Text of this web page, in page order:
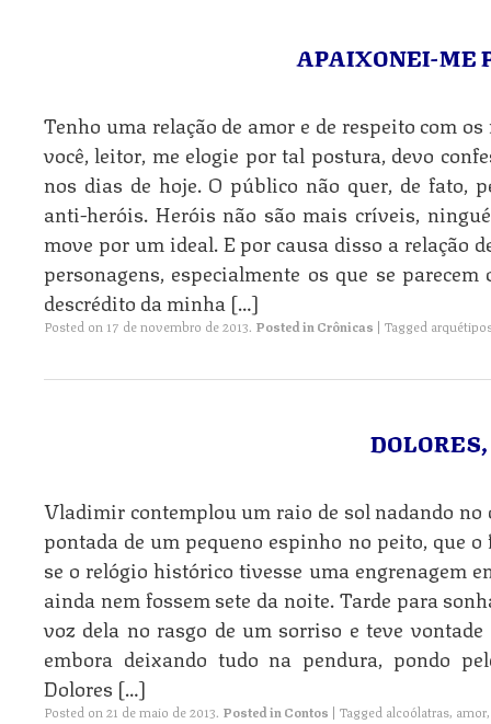
APAIXONEI-ME
Tenho uma relação de amor e de respeito com
você, leitor, me elogie por tal postura, devo
nos dias de hoje. O público não quer, de fato,
anti-heróis. Heróis não são mais críveis,
move por um ideal. E por causa disso a relação
personagens, especialmente os que se
descrédito da minha […]
Posted on 17 de novembro de 2013. Posted in Crônicas | Tagged
Vladimir contemplou um raio de sol nadando no
pontada de um pequeno espinho no peito, que
se o relógio histórico tivesse uma engrenagem
ainda nem fossem sete da noite. Tarde para
voz dela no rasgo de um sorriso e teve
embora deixando tudo na pendura, pondo
Dolores […]
Posted on21 de maio de 2013. Posted inContos | Tagged alcoólatras, amor